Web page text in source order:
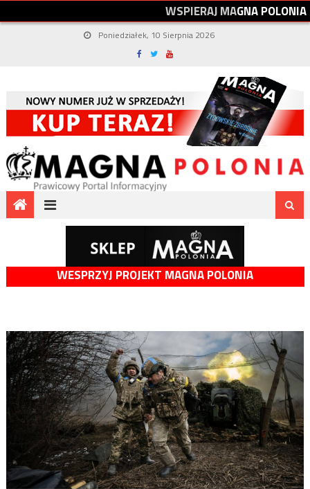
WSPIERAJMAGNAPOLONIA
Poniedziałek, 10 Sierpnia 2026
WESPRZYJ PROJEKT MAGNA POLONIA